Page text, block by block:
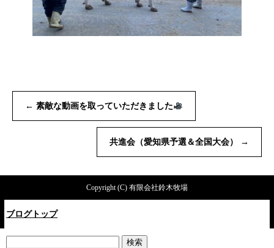
← 素敵な動画を取っていただきました
共進会（愛知県予選＆全国大会） →
Copyright (C) 有限会社鈴木牧場
ブログトップ